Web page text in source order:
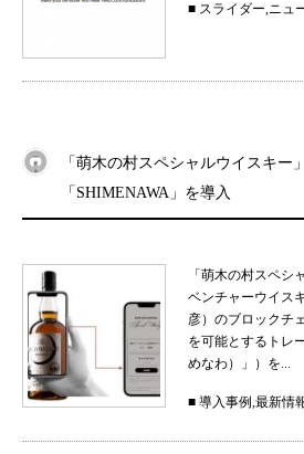
■ スライダー,ニュ
「萌木の村スペシャルウイスキ
「SHIMENAWA」を導入
「萌木の村スペ
ベンチャーウイス
彦）のブロックチ
を可能とするトレ
めなわ）」）を...
■ 導入事例,最新情